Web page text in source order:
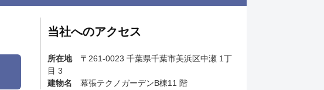
当社へのアクセス
所在地〒261-0023 千葉県千葉市美浜区中瀬 1丁
目 3
建物名 幕張テクノガーデンB棟11 階